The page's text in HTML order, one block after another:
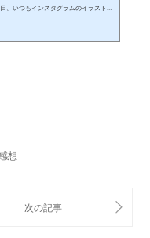
、いつもインスタグラムのイラストを
想